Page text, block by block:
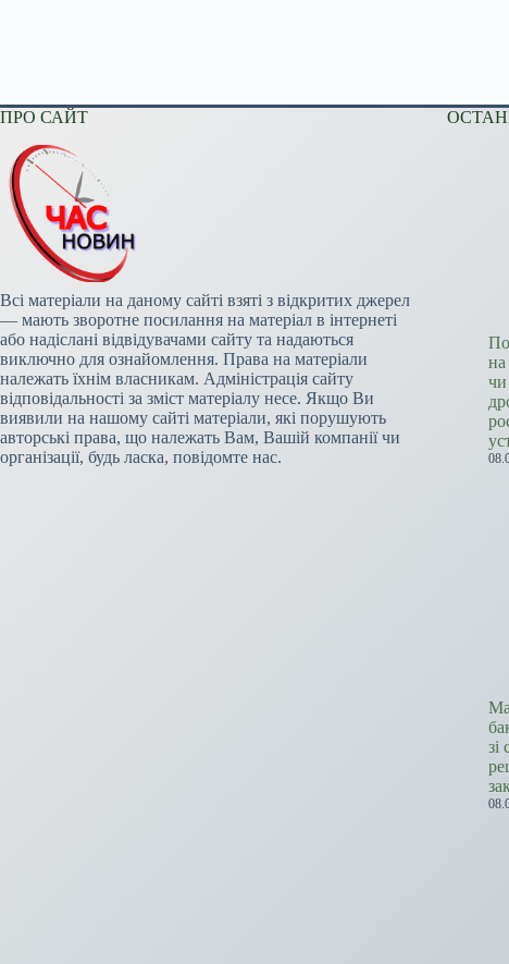
ПРО САЙТ
Всі матеріали на даному сайті взяті з відкритих джерел
— мають зворотне посилання на матеріал в інтернеті
або надіслані відвідувачами сайту та надаються
виключно для ознайомлення. Права на матеріали
належать їхнім власникам. Адміністрація сайту
відповідальності за зміст матеріалу несе. Якщо Ви
виявили на нашому сайті матеріали, які порушують
авторські права, що належать Вам, Вашій компанії чи
організації, будь ласка, повідомте нас.
на
чи
зі